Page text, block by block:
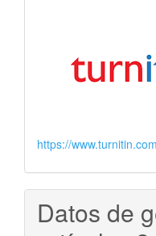
https://
Datos de